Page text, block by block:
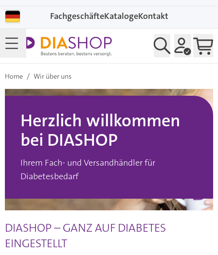
FachgeschäfteKatalogeKontakt
Home / Wir über uns
Herzlich willkommen
bei DIASHOP
Ihrem Fach- und Versandhändler für
Diabetesbedarf
DIASHOP – GANZ AUF DIABETES
EINGESTELLT